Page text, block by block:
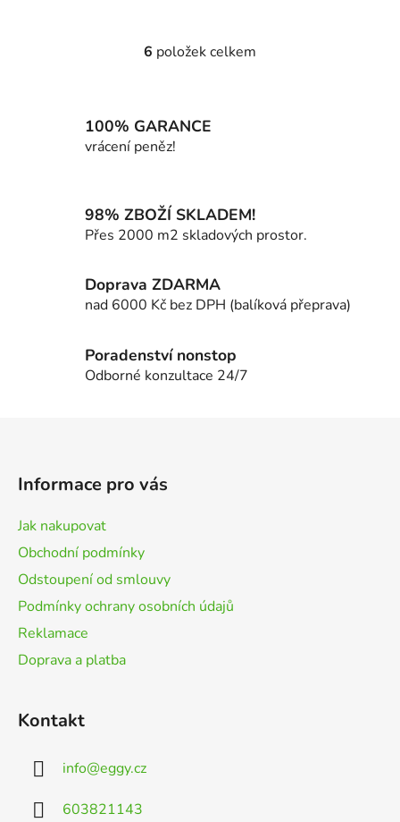
O
á
d
p
r
k
y
v
p
i
6 položek celkem
100% GARANCE
vrácení peněz!
98% ZBOŽÍ SKLADEM!
Přes 2000 m2 skladových prostor.
Doprava ZDARMA
nad 6000 Kč bez DPH (balíková přeprava)
Poradenství nonstop
Odborné konzultace 24/7
Informace pro vás
Jak nakupovat
Obchodní podmínky
Odstoupení od smlouvy
Podmínky ochrany osobních údajů
Reklamace
Doprava a platba
Kontakt
info@eggy.cz
603821143